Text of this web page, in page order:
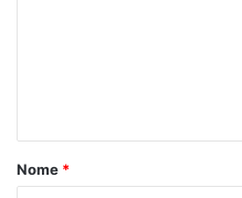
rNome *